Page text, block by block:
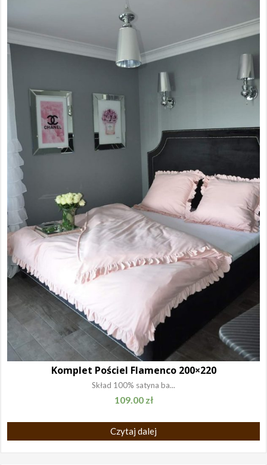
Komplet Pościel Flamenco 200×220
Skład 100% satyna ba...
109.00 zł
Czytaj dalej